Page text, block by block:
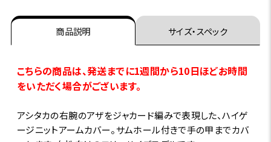
商品説明 サイズ・スペック
こちらの商品は、発送までに1週間から10日ほどお時間
をいただく場合がございます。
アシタカの右腕のアザをジャカード編みで表現した、ハイゲ
ージニットアームカバー。サムホール付きで手の甲までカバ